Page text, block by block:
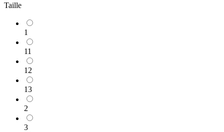
Taille
1
11
12
13
2
3